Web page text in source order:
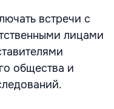
встречи с
лицами
общества и